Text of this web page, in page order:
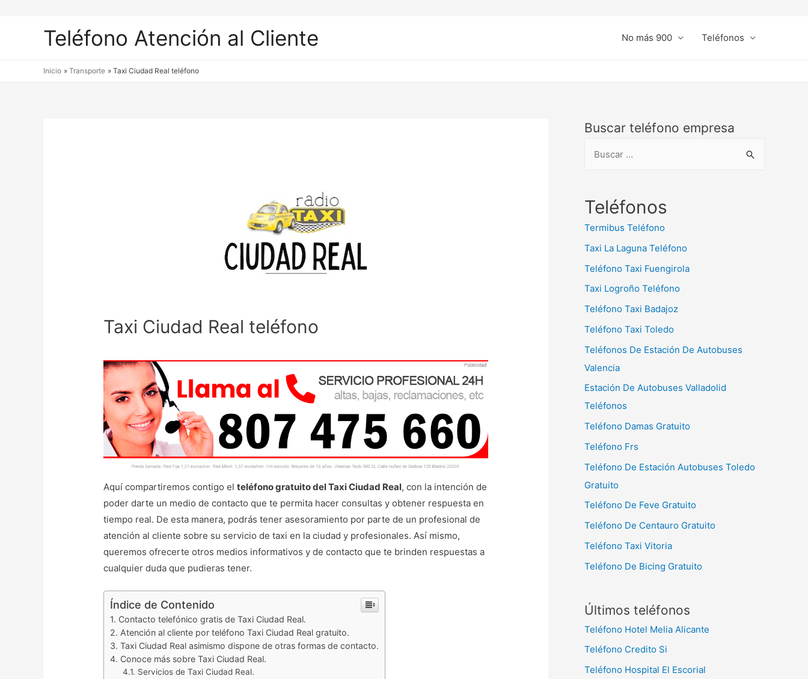
Teléfono Atención al Cliente No más 900 Teléfonos
Inicio Transporte Taxi Ciudad Real teléfono
Taxi Ciudad Real teléfono
Aquí compartiremos contigo elteléfono gratuito del Taxi Ciudad Real, con la intención de
poder darte un medio de contacto que te permita hacer consultas y obtener respuesta en
tiempo real. De esta manera, podrás tener asesoramiento por parte de un profesional de
atención al cliente sobre su servicio de taxi en la ciudad y profesionales. Así mismo,
queremos ofrecerte otros medios informativos y de contacto que te brinden respuestas a
cualquier duda que pudieras tener.
Índice de Contenido
Contacto telefónico gratis de Taxi Ciudad Real.
Atención al cliente por teléfono Taxi Ciudad Real gratuito.
Taxi Ciudad Real asimismo dispone de otras formas de contacto.
Conoce más sobre Taxi Ciudad Real.
Servicios de Taxi Ciudad Real.
Buscar teléfono empresa
c
Teléfonos
Termibus Teléfono
Taxi La Laguna Teléfono
Teléfono Taxi Fuengirola
Taxi Logroño Teléfono
Teléfono Taxi Badajoz
Teléfono Taxi Toledo
Teléfonos De Estación De Autobuses
Valencia
Estación De Autobuses Valladolid
Teléfonos
Teléfono Damas Gratuito
Teléfono Frs
Teléfono De Estación Autobuses Toledo
Gratuito
Teléfono De Feve Gratuito
Teléfono De Centauro Gratuito
Teléfono Taxi Vitoria
Teléfono De Bicing Gratuito
Últimos teléfonos
Teléfono Hotel Melia Alicante
Teléfono Credito Si
Teléfono Hospital El Escorial